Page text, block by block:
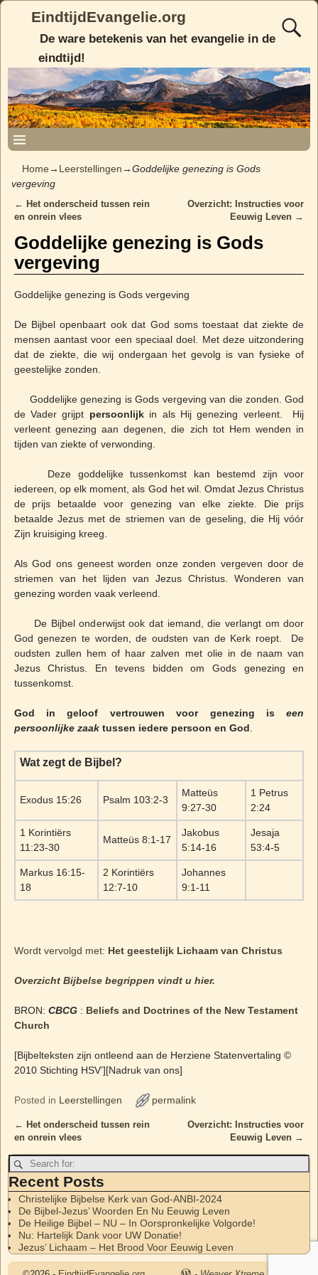
EindtijdEvangelie.org
De ware betekenis van het evangelie in de
eindtijd!
Home→ Leerstellingen→Goddelijke genezing is Gods
vergeving
Post navigation
← Het onderscheid tussen rein
en onrein vlees
Overzicht: Instructies voor
Eeuwig Leven →
Goddelijke genezing is Gods
vergeving
Goddelijke genezing is Gods vergeving
De Bijbel openbaart ook dat God soms toestaat dat ziekte de
mensen aantast voor een speciaal doel. Met deze uitzondering
dat de ziekte, die wij ondergaan het gevolg is van fysieke of
geestelijke zonden.
Goddelijke genezing is Gods vergeving van die zonden. God
de Vader grijpt persoonlijkin als Hij genezing verleent. Hij
verleent genezing aan degenen, die zich tot Hem wenden in
tijden van ziekte of verwonding.
Deze goddelijke tussenkomst kan bestemd zijn voor
iedereen, op elk moment, als God het wil. Omdat Jezus Christus
de prijs betaalde voor genezing van elke ziekte. Die prijs
betaalde Jezus met de striemen van de geseling, die Hij vóór
Zijn kruisiging kreeg.
Als God ons geneest worden onze zonden vergeven door de
striemen van het lijden van Jezus Christus. Wonderen van
genezing worden vaak verleend.
De Bijbel onderwijst ook dat iemand, die verlangt om door
God genezen te worden, de oudsten van de Kerk roept. De
oudsten zullen hem of haar zalven met olie in de naam van
Jezus Christus. En tevens bidden om Gods genezing en
tussenkomst.
God in geloof vertrouwen voor genezing iseen
persoonlijke zaaktussen iedere persoon en God.
Wat zegt de Bijbel?
Exodus 15:26 Psalm 103:2-3
Matteüs
9:27-30
1 Petrus
2:24
1 Korintiërs
11:23-30
Matteüs 8:1-17
Jakobus
5:14-16
Jesaja
53:4-5
Markus 16:15-
18
2 Korintiërs
12:7-10
Johannes
9:1-11
Wordt vervolgd met: Het geestelijk Lichaam van Christus
Overzicht Bijbelse begrippen vindt u hier.
BRON: CBCG : Beliefs and Doctrines of the New Testament
Church
[Bijbelteksten zijn ontleend aan de Herziene Statenvertaling ©
2010 Stichting HSV’][Nadruk van ons]
Posted in Leerstellingen permalink
Post navigation
← Het onderscheid tussen rein
en onrein vlees
Overzicht: Instructies voor
Eeuwig Leven →
Recent Posts
Christelijke Bijbelse Kerk van God-ANBI-2024
De Bijbel-Jezus’ Woorden En Nu Eeuwig Leven
De Heilige Bijbel – NU – In Oorspronkelijke Volgorde!
Nu: Hartelijk Dank voor UW Donatie!
Jezus’ Lichaam – Het Brood Voor Eeuwig Leven